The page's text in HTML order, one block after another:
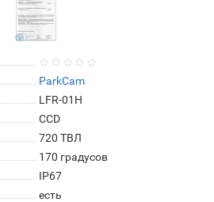
ParkCam
LFR-01H
СCD
720 ТВЛ
170 градусов
IP67
есть